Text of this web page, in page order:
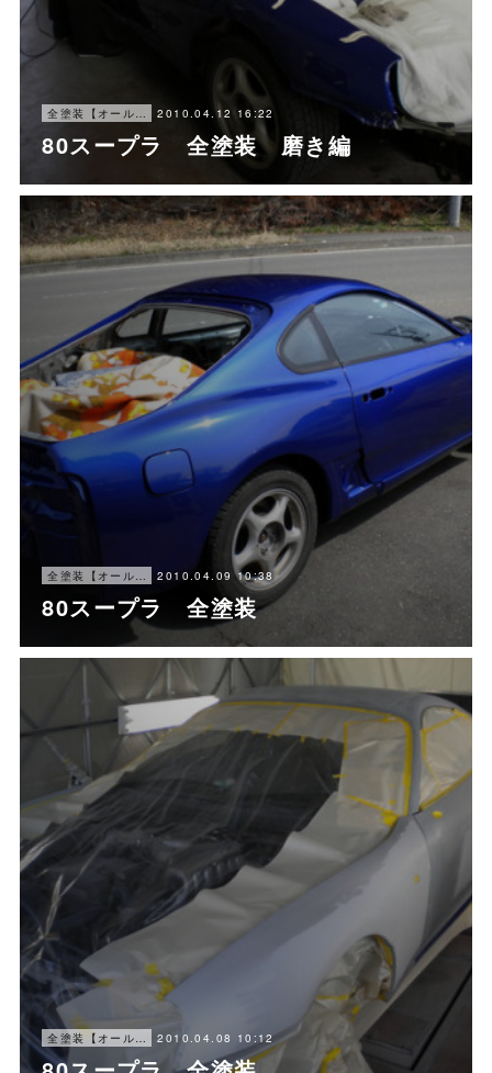
全塗装【オールペン】 2010.04.12 16:22
80スープラ 全塗装 磨き編
全塗装【オールペン】 2010.04.09 10:38
80スープラ 全塗装
全塗装【オールペン】 2010.04.08 10:12